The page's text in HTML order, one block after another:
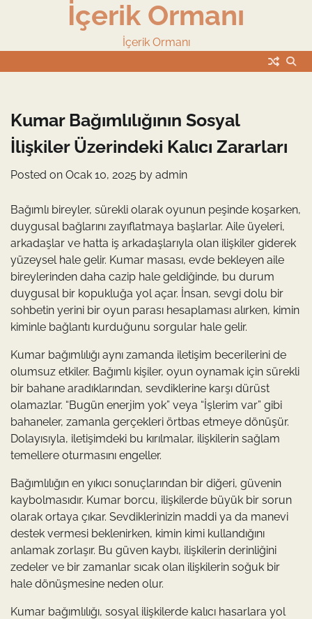
İçerik Ormanı
İçerik Ormanı
Kumar Bağımlılığının Sosyal
İlişkiler Üzerindeki Kalıcı Zararları
Posted on Ocak 10, 2025 by admin
Bağımlı bireyler, sürekli olarak oyunun peşinde koşarken,
duygusal bağlarını zayıflatmaya başlarlar. Aile üyeleri,
arkadaşlar ve hatta iş arkadaşlarıyla olan ilişkiler giderek
yüzeysel hale gelir. Kumar masası, evde bekleyen aile
bireylerinden daha cazip hale geldiğinde, bu durum
duygusal bir kopukluğa yol açar. İnsan, sevgi dolu bir
sohbetin yerini bir oyun parası hesaplaması alırken, kimin
kiminle bağlantı kurduğunu sorgular hale gelir.
Kumar bağımlılığı aynı zamanda iletişim becerilerini de
olumsuz etkiler. Bağımlı kişiler, oyun oynamak için sürekli
bir bahane aradıklarından, sevdiklerine karşı dürüst
olamazlar. “Bugün enerjim yok” veya “İşlerim var” gibi
bahaneler, zamanla gerçekleri örtbas etmeye dönüşür.
Dolayısıyla, iletişimdeki bu kırılmalar, ilişkilerin sağlam
temellere oturmasını engeller.
Bağımlılığın en yıkıcı sonuçlarından bir diğeri, güvenin
kaybolmasıdır. Kumar borcu, ilişkilerde büyük bir sorun
olarak ortaya çıkar. Sevdiklerinizin maddi ya da manevi
destek vermesi beklenirken, kimin kimi kullandığını
anlamak zorlaşır. Bu güven kaybı, ilişkilerin derinliğini
zedeler ve bir zamanlar sıcak olan ilişkilerin soğuk bir
hale dönüşmesine neden olur.
Kumar bağımlılığı, sosyal ilişkilerde kalıcı hasarlara yol